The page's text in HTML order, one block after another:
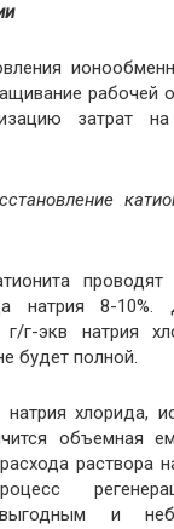
рабочей
затрат на
проводят
натрия 8-10%.
г/г-экв натрия
будет полной.
хлорида,
объемная
раствора
и